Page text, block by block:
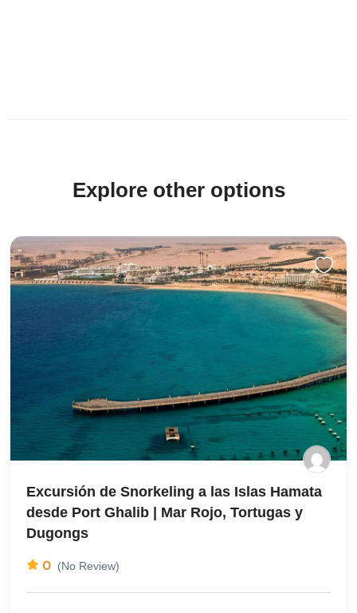
Explore other options
Excursión de Snorkeling a las Islas Hamata
desde Port Ghalib | Mar Rojo, Tortugas y
Dugongs
0 (No Review)